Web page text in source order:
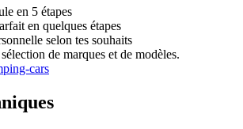
en 5 étapes
en quelques étapes
selon tes souhaits
de marques et de modèles.
cars